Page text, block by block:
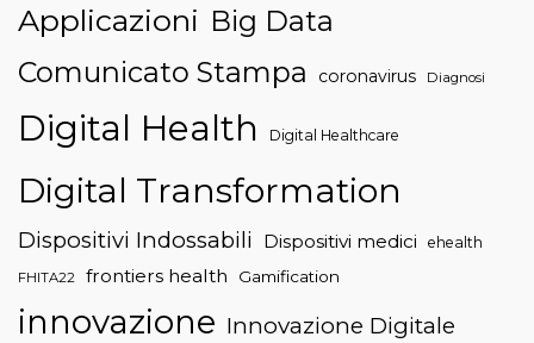
Applicazioni Big Data
Comunicato Stampa
coronavirus Diagnosi
Digital Health Digital Healthcare
Digital Transformation
Dispositivi Indossabili Dispositivi medici ehealth
FHITA22 frontiers health Gamification
innovazione Innovazione Digitale